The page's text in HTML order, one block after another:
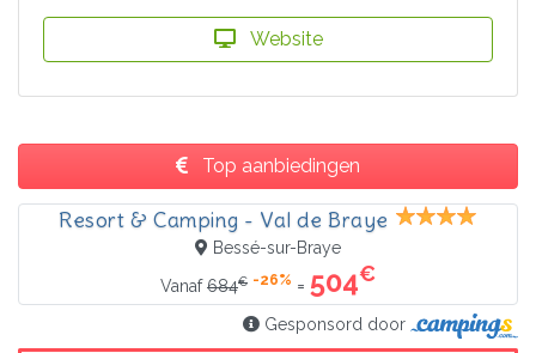
Website
Top aanbiedingen
Resort & Camping - Val de Braye
Bessé-sur-Braye
Vanaf684€ -26% = 504€
Gesponsord door